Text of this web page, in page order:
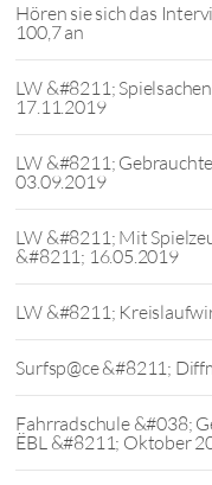
Hören sie sich das
100,7 an
LW &#8211;
17.11.2019
LW &#8211;
03.09.2019
LW &#8211; Mit
&#8211; 16.05.2019
LW &#8211;
Surfsp@ce &#8211;
Fahrradschule &#038;
ËBL &#8211; Oktober